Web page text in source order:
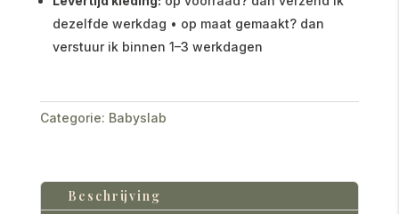
dezelfde werkdag • op maat gemaakt? dan
verstuur ik binnen 1–3 werkdagen
Categorie: Babyslab
Beschrijving